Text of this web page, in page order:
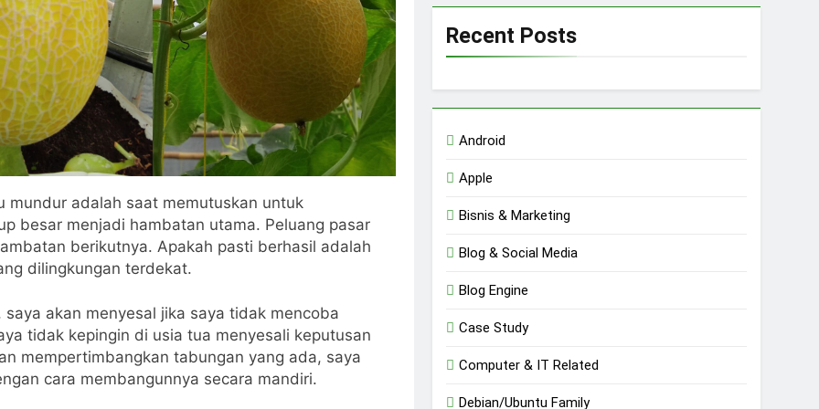
mundur adalah saat memutuskan untuk
besar menjadi hambatan utama. Peluang pasar
berikutnya. Apakah pasti berhasil adalah
dilingkungan terdekat.
akan menyesal jika saya tidak mencoba
tidak kepingin di usia tua menyesali keputusan
mempertimbangkan tabungan yang ada, saya
cara membangunnya secara mandiri.
Recent Posts
Android
Apple
Bisnis & Marketing
Blog & Social Media
Blog Engine
Case Study
Computer & IT Related
Debian/Ubuntu Family